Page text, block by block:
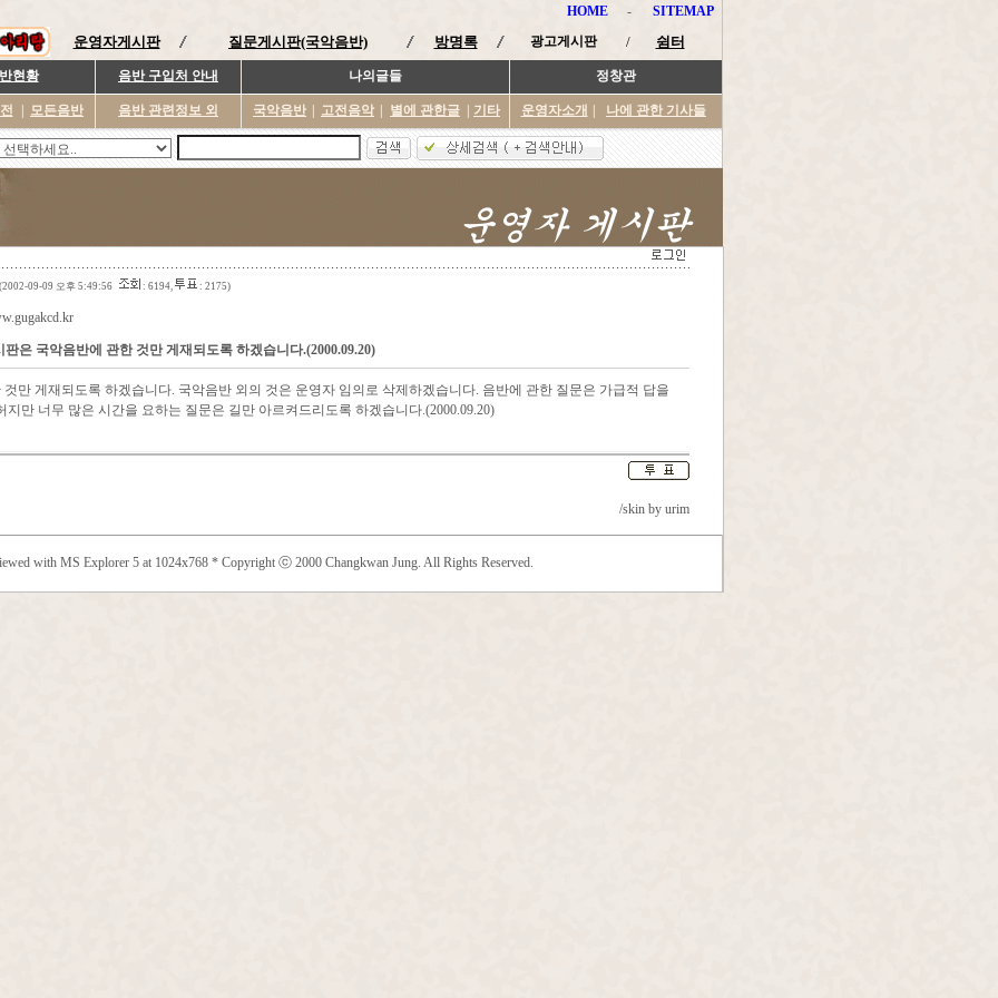
HOME - SITEMAP
운영자게시판 질문게시판(국악음반) 방명록 광고게시판 / 쉼터
현황 음반 구입처 안내 나의글들 정창관
모든음반 음반 관련정보 외 국악음반 고전음악 별에 관한글 기타 운영자소개 나에 관한 기사들
(2002-09-09 오후 5:49:56 : 6194, : 2175)
판은 국악음반에 관한 것만 게재되도록 하겠습니다.(2000.09.20)
만 게재되도록 하겠습니다. 국악음반 외의 것은 운영자 임의로 삭제하겠습니다. 음반에 관한 질문은 가급적 답을
만 너무 많은 시간을 요하는 질문은 길만 아르켜드리도록 하겠습니다.(2000.09.20)
/skin by urim
with MS Explorer 5 at 1024x768 * Copyright ⓒ 2000 Changkwan Jung. All Rights Reserved.